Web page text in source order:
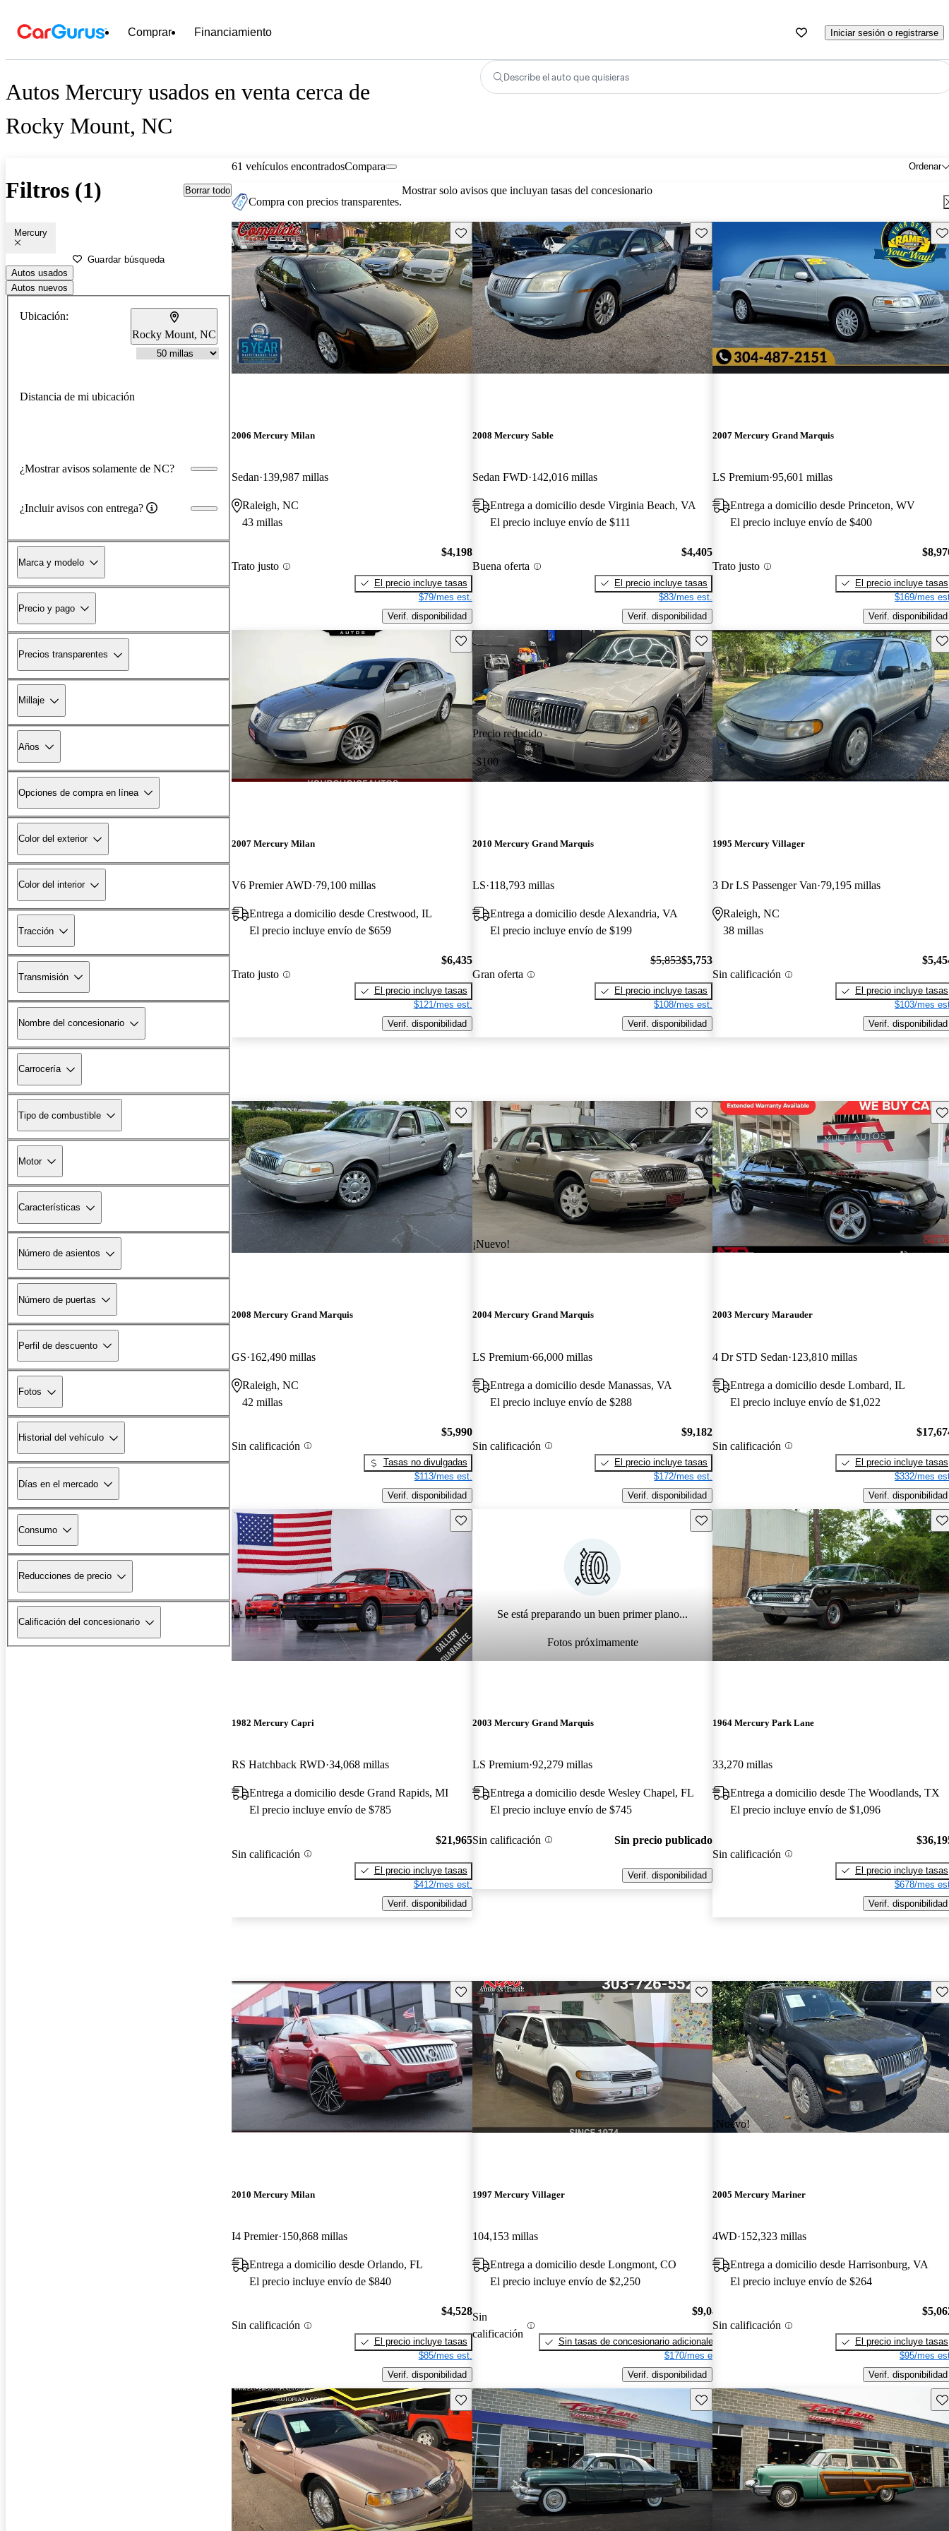
Comprar Financiamiento Iniciar sesión o registrarse
Autos Mercury usados en venta cerca de
Rocky Mount, NC
Describe el auto que quisieras
Filtros (1) Borrar todo
Mercury
Guardar búsqueda
Autos usados
Autos nuevos
Ubicación:
Rocky Mount, NC
Distancia de mi ubicación
¿Mostrar avisos solamente de NC?
¿Incluir avisos con entrega?
Marca y modelo
Precio y pago
Precios transparentes
Millaje
Años
Opciones de compra en línea
Color del exterior
Color del interior
Tracción
Transmisión
Nombre del concesionario
Carrocería
Tipo de combustible
Motor
Características
Número de asientos
Número de puertas
Perfil de descuento
Fotos
Historial del vehículo
Días en el mercado
Consumo
Reducciones de precio
Calificación del concesionario
61 vehículos encontrados Ordenar
Compara
Compra con precios transparentes.
Mostrar solo avisos que incluyan tasas del concesionario
Guarda este Aviso
2006 Mercury Milan
Sedan 139,987 millas
Raleigh, NC
43 millas
Trato justo
$4,198
El precio incluye tasas
$79/mes est.
Verif. disponibilidad
Guarda este Aviso
2008 Mercury Sable
Sedan FWD 142,016 millas
Entrega a domicilio desde Virginia Beach, VA
El precio incluye envío de $111
Buena oferta
$4,405
El precio incluye tasas
$83/mes est.
Verif. disponibilidad
2007 Mercury Grand Marquis
LS Premium 95,601 millas
Entrega a domicilio desde Princeton, WV
El precio incluye envío de $400
Trato justo
El precio incluye tasas
$169/mes
Verif. disponibilidad
Guarda este Aviso
2007 Mercury Milan
V6 Premier AWD 79,100 millas
Entrega a domicilio desde Crestwood, IL
El precio incluye envío de $659
Trato justo
$6,435
El precio incluye tasas
$121/mes est.
Verif. disponibilidad
Precio reducido
-$100
Guarda este Aviso
2010 Mercury Grand Marquis
LS 118,793 millas
Entrega a domicilio desde Alexandria, VA
El precio incluye envío de $199
Gran oferta
$5,853$5,753
El precio incluye tasas
$108/mes est.
Verif. disponibilidad
1995 Mercury Villager
3 Dr LS Passenger Van 79,195 millas
Raleigh, NC
38 millas
Sin calificación
El precio incluye tasas
$103/mes
Verif. disponibilidad
Guarda este Aviso
2008 Mercury Grand Marquis
GS 162,490 millas
Raleigh, NC
42 millas
Sin calificación
$5,990
Tasas no divulgadas
$113/mes est.
Verif. disponibilidad
¡Nuevo!
Guarda este Aviso
2004 Mercury Grand Marquis
LS Premium 66,000 millas
Entrega a domicilio desde Manassas, VA
El precio incluye envío de $288
Sin calificación
$9,182
El precio incluye tasas
$172/mes est.
Verif. disponibilidad
2003 Mercury Marauder
4 Dr STD Sedan 123,810 millas
Entrega a domicilio desde Lombard, IL
El precio incluye envío de $1,022
Sin calificación
El precio incluye tasas
$332/mes
Verif. disponibilidad
Guarda este Aviso
1982 Mercury Capri
RS Hatchback RWD 34,068 millas
Entrega a domicilio desde Grand Rapids, MI
El precio incluye envío de $785
Sin calificación
$21,965
El precio incluye tasas
$412/mes est.
Verif. disponibilidad
Se está preparando un buen primer plano...
Fotos próximamente
Guarda este Aviso
2003 Mercury Grand Marquis
LS Premium 92,279 millas
Entrega a domicilio desde Wesley Chapel, FL
El precio incluye envío de $745
Sin calificación Sin precio publicado
Verif. disponibilidad
1964 Mercury Park Lane
33,270 millas
Entrega a domicilio desde The Woodlands, TX
El precio incluye envío de $1,096
Sin calificación
El precio incluye tasas
$678/mes
Verif. disponibilidad
Guarda este Aviso
2010 Mercury Milan
I4 Premier 150,868 millas
Entrega a domicilio desde Orlando, FL
El precio incluye envío de $840
Sin calificación
$4,528
El precio incluye tasas
$85/mes est.
Verif. disponibilidad
Guarda este Aviso
1997 Mercury Villager
104,153 millas
Entrega a domicilio desde Longmont, CO
El precio incluye envío de $2,250
Sin
calificación
$9,043
Sin tasas de concesionario adicionales
$170/mes est.
Verif. disponibilidad
¡Nuevo!
2005 Mercury Mariner
4WD 152,323 millas
Entrega a domicilio desde Harrisonburg, VA
El precio incluye envío de $264
Sin calificación
El precio incluye tasas
$95/mes
Verif. disponibilidad
Guarda este Aviso Guarda este Aviso